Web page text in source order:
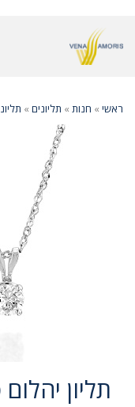
אינטרנט,
ראשי » חנות » תליונים »
תליון